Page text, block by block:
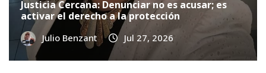
Justicia Cercana: Denunciar no es acusar; es
activar el derecho a la protección
Julio Benzant Jul 27, 2026